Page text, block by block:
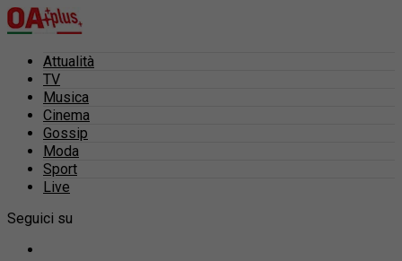
Attualità
TV
Musica
Cinema
Gossip
Moda
Sport
Live
Seguici su